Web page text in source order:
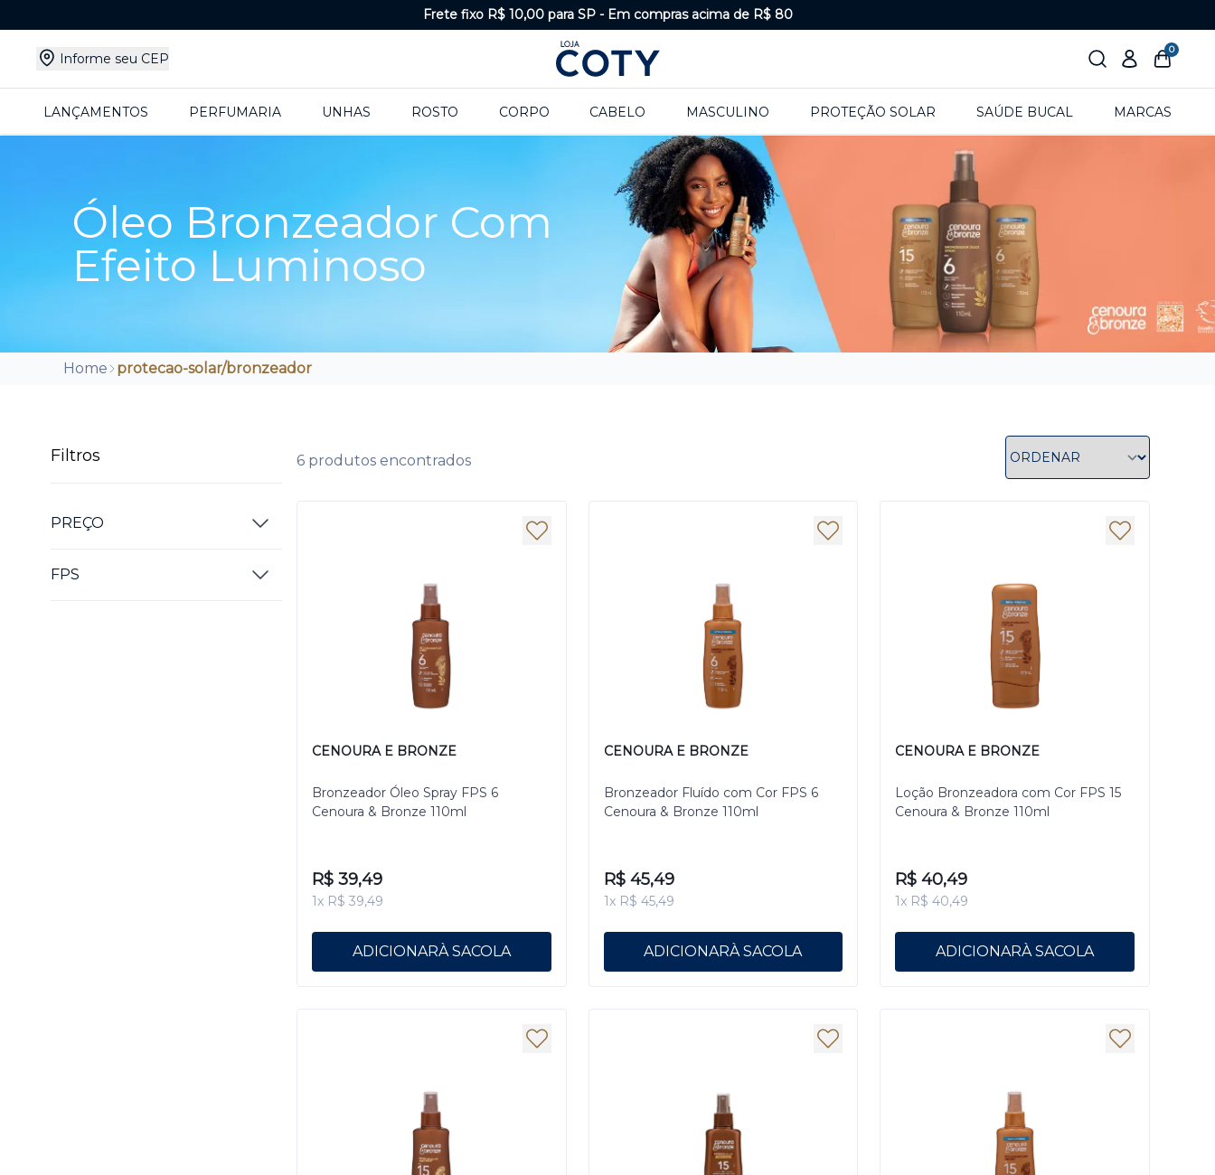
Frete fixo R$ 10,00 para SP - Em compras acima de R$ 80
Informe seu CEP
0
LANÇAMENTOS PERFUMARIA UNHAS ROSTO CORPO CABELO MASCULINO PROTEÇÃO SOLAR SAÚDE BUCAL MARCAS
Óleo Bronzeador Com
Efeito Luminoso
Home protecao-solar/bronzeador
Filtros
PREÇO
FPS
6 produtos encontrados
CENOURA E BRONZE
Bronzeador Óleo Spray FPS 6
Cenoura & Bronze 110ml
R$ 39,49
1x R$ 39,49
ADICIONAR
CENOURA E BRONZE
Bronzeador Fluído com Cor FPS 6
Cenoura & Bronze 110ml
R$ 45,49
1x R$ 45,49
ADICIONAR
CENOURA E BRONZE
Loção Bronzeadora com Cor FPS 15
Cenoura & Bronze 110ml
R$ 40,49
1x R$ 40,49
ADICIONAR